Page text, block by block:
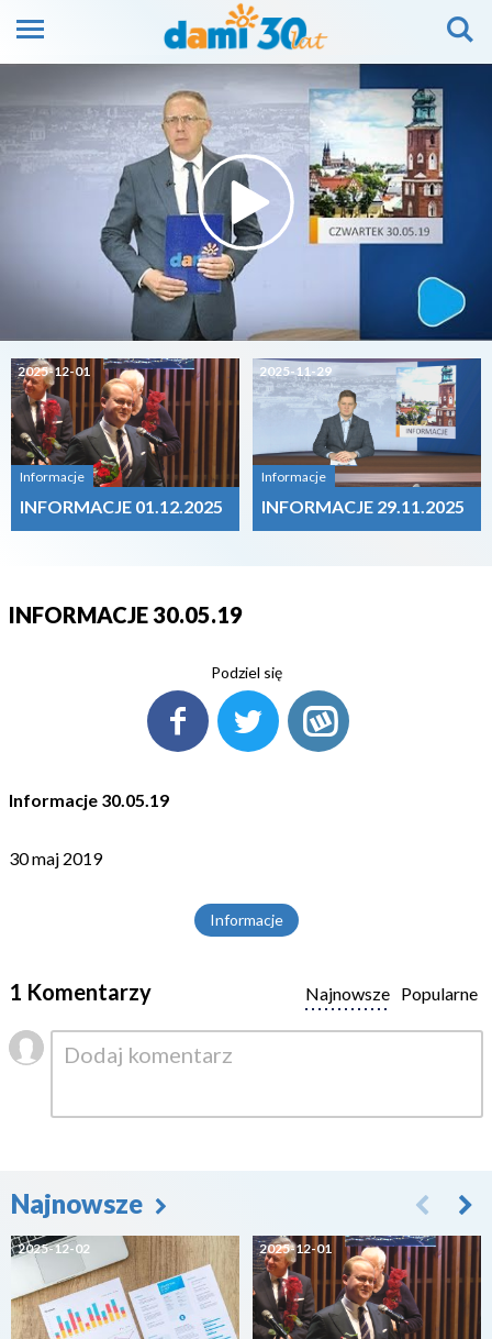
2025-12-01
Informacje
INFORMACJE 01.12.2025
2025-11-29
Informacje
INFORMACJE 29.11.2025
INFORMACJE 30.05.19
Podziel się
Informacje 30.05.19
30 maj 2019
Informacje
1 Komentarzy Popularne
Najnowsze
Najnowsze
2025-12-02 2025-12-01